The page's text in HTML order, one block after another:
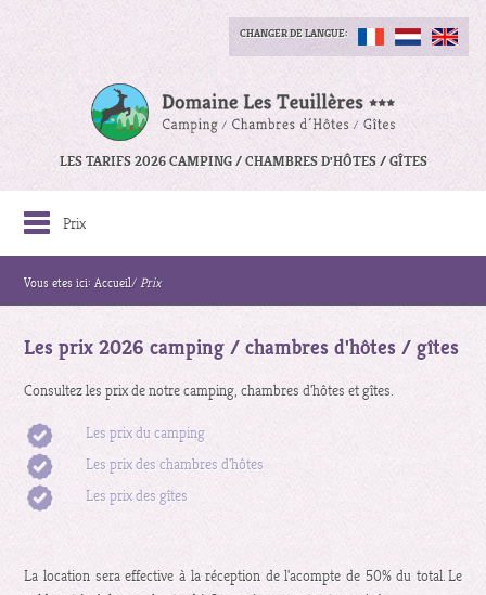
CHANGER DE LANGUE:
LES TARIFS 2026 CAMPING / CHAMBRES D'HÔTES / GÎTES
Prix
Vous etes ici:Accueil/Prix
Les prix 2026 camping / chambres d'hôtes / gîtes
Consultez les prix de notre camping, chambres d'hôtes et gîtes.
Les prix du camping
Les prix des chambres d'hôtes
Les prix des gîtes
La location sera effective à la réception de l'acompte de 50% du total. Le